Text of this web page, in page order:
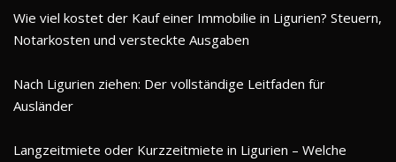
Wie viel kostet der Kauf einer Immobilie in Ligurien? Steuern,
Notarkosten und versteckte Ausgaben
Nach Ligurien ziehen: Der vollständige Leitfaden für
Ausländer
Langzeitmiete oder Kurzzeitmiete in Ligurien – Welche